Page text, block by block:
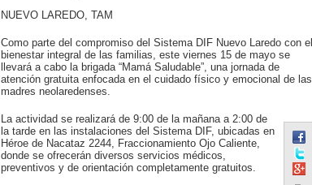
NUEVO LAREDO, TAM
Como parte del compromiso del Sistema DIF Nuevo Laredo con el
bienestar integral de las familias, este viernes 15 de mayo se
llevará a cabo la brigada “Mamá Saludable”, una jornada de
atención gratuita enfocada en el cuidado físico y emocional de las
madres neolaredenses.
La actividad se realizará de 9:00 de la mañana a 2:00 de
la tarde en las instalaciones del Sistema DIF, ubicadas en
Héroe de Nacataz 2244, Fraccionamiento Ojo Caliente,
donde se ofrecerán diversos servicios médicos,
preventivos y de orientación completamente gratuitos.